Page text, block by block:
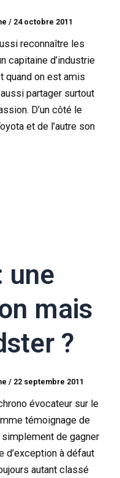
/ 24 octobre 2011
reconnaître les
capitaine d’industrie
quand on est amis
partager surtout
D’un côté le
et de l’autre son
une
mais
?
/ 22 septembre 2011
évocateur sur le
témoignage de
de gagner
d’exception à défaut
autant classé